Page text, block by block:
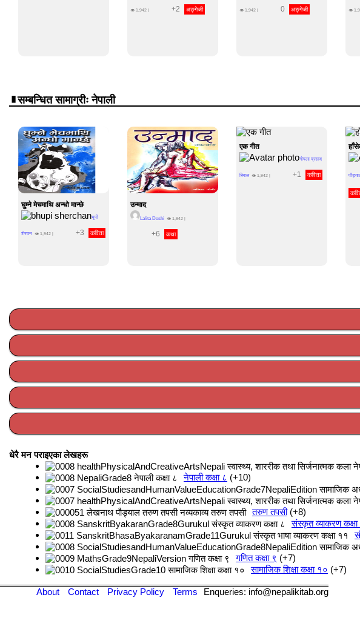
👁 1,942 +2 अङ्गेजी 👁 1,942 0 अङ्गेजी 👁
सम्बन्धित सामाग्रीः नेपाली
घुम्ने मेचमाथि अन्धो मान्छे
भूपी
शेरचन 👁 1,942 | +3 कविता
उन्माद
Lalita Doshi 👁 1,942
+6 कथा
एक गीत
गोपला प्रसाद
रिमाल 👁 1,942 | +1 कविता
धेरै मन पराइएका लेखहरू
नेपाली कक्षा ८
+10
तरुण तपसी +8
संस्कृत व्याकरण कक्षा
गणित कक्षा ९
+7
सामाजिक शिक्षा कक्षा १० +7
About Contact Privacy Policy Terms Enqueries: info@nepalikitab.org